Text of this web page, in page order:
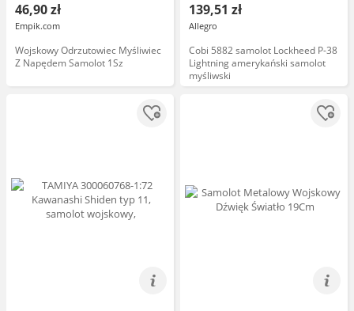
46,90 zł
Empik.com
Wojskowy Odrzutowiec Myśliwiec
Z Napędem Samolot 1Sz
139,51 zł
Allegro
Cobi 5882 samolot Lockheed P-38
Lightning amerykański samolot
myśliwski